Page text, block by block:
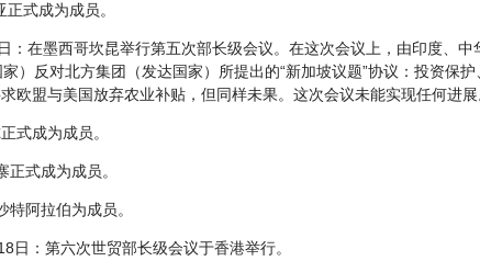
式成为成员。
：在墨西哥坎昆举行第五次部长级会议。在这次会议上，由印度、中
）反对北方集团（发达国家）所提出的“新加坡议题”协议：投资保
欧盟与美国放弃农业补贴，但同样未果。这次会议未能实现任何进展
式成为成员。
式成为成员。
阿拉伯为成员。
日：第六次世贸部长级会议于香港举行。